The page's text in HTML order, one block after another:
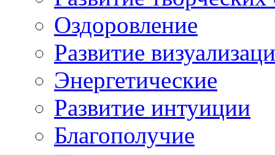
Оздоровление
Развитие
Энергетические
Развитие интуиции
Благополучие